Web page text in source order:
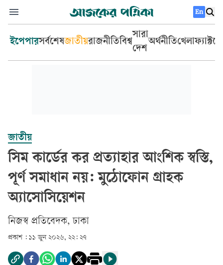
En
ইপেপারসর্বশেষজাতীয়রাজনীতিবিশ্ব
সারা
দেশ
অর্থনীতিখেলা
জাতীয়
সিম কার্ডের কর প্রত্যাহার আংশিক স্বস্তি,
পূর্ণ সমাধান নয়: মুঠোফোন গ্রাহক
অ্যাসোসিয়েশন
‎নিজস্ব প্রতিবেদক, ঢাকা‎
প্রকাশ : ১১ জুন ২০২৬, ২২: ২৭